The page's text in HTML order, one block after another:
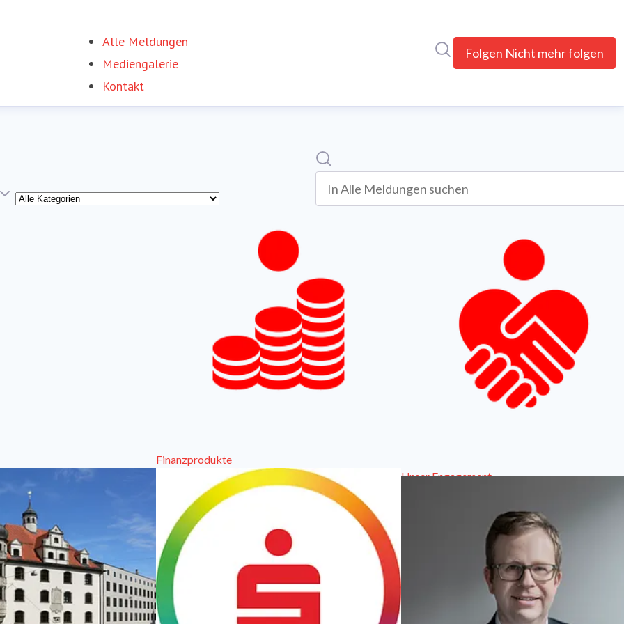
Alle Meldungen
Mediengalerie
Kontakt
Folgen Nicht mehr folgen
Kategorie
Suche
In alle meldungen suchen
Finanzprodukte
Unser Engagement